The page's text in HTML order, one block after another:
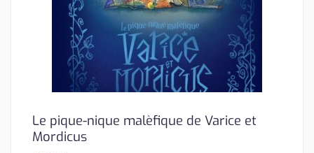
Le pique-nique malèfique de Varice et
Mordicus